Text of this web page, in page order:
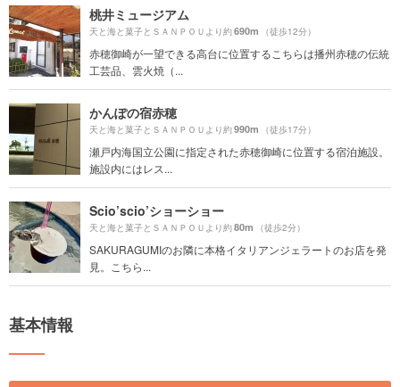
桃井ミュージアム
天と海と菓子とＳＡＮＰＯＵより約690m （徒歩12分）
赤穂御崎が一望できる高台に位置するこちらは播州赤穂の伝統
工芸品、雲火焼（...
かんぽの宿赤穂
天と海と菓子とＳＡＮＰＯＵより約990m （徒歩17分）
瀬戸内海国立公園に指定された赤穂御崎に位置する宿泊施設。
施設内にはレス...
Scio’scio’ショーショー
天と海と菓子とＳＡＮＰＯＵより約80m （徒歩2分）
SAKURAGUMIのお隣に本格イタリアンジェラートのお店を発
見。こちら...
基本情報